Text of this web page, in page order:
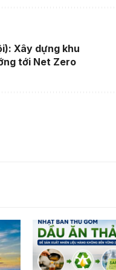
Xây dựng khu
tới Net Zero